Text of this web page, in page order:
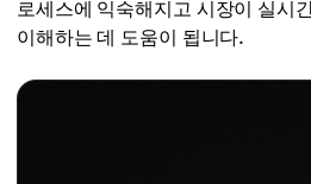
로세스에 익숙해지고 시장이 실시
이해하는 데 도움이 됩니다.